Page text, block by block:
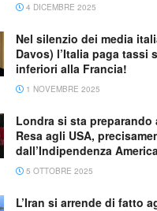
4 DICEMBRE 2025
Nel silenzio dei media
Davos) l’Italia paga tassi
inferiori alla Francia!
1 NOVEMBRE 2025
Londra si sta
Resa agli USA,
dall’Indipendenza
5 OTTOBRE 2025
L’Iran si arrende di fatto